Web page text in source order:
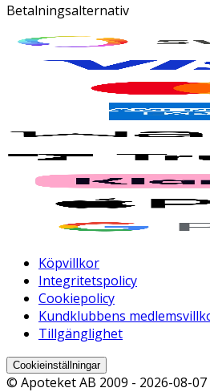
Betalningsalternativ
Köpvillkor
Integritetspolicy
Cookiepolicy
Kundklubbens
Tillgänglighet
Cookieinställningar
© Apoteket AB 2009 - 2026-08-07